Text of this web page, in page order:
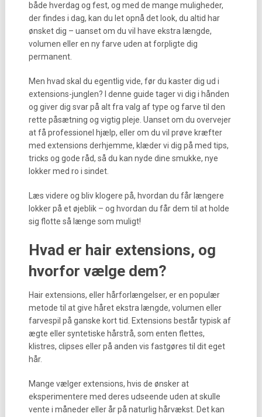
både hverdag og fest, og med de mange muligheder,
der findes i dag, kan du let opnå det look, du altid har
ønsket dig – uanset om du vil have ekstra længde,
volumen eller en ny farve uden at forpligte dig
permanent.
Men hvad skal du egentlig vide, før du kaster dig ud i
extensions-junglen? I denne guide tager vi dig i hånden
og giver dig svar på alt fra valg af type og farve til den
rette påsætning og vigtig pleje. Uanset om du overvejer
at få professionel hjælp, eller om du vil prøve kræfter
med extensions derhjemme, klæder vi dig på med tips,
tricks og gode råd, så du kan nyde dine smukke, nye
lokker med ro i sindet.
Læs videre og bliv klogere på, hvordan du får længere
lokker på et øjeblik – og hvordan du får dem til at holde
sig flotte så længe som muligt!
Hvad er hair extensions, og
hvorfor vælge dem?
Hair extensions, eller hårforlængelser, er en populær
metode til at give håret ekstra længde, volumen eller
farvespil på ganske kort tid. Extensions består typisk af
ægte eller syntetiske hårstrå, som enten flettes,
klistres, clipses eller på anden vis fastgøres til dit eget
hår.
Mange vælger extensions, hvis de ønsker at
eksperimentere med deres udseende uden at skulle
vente i måneder eller år på naturlig hårvækst. Det kan